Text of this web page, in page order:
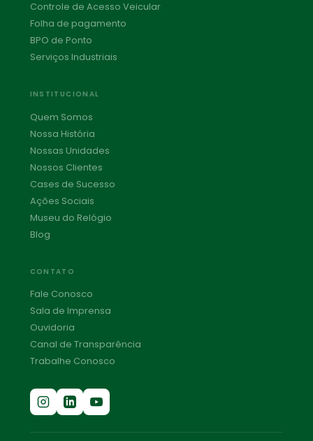
Controle de Acesso Veicular
Folha de pagamento
BPO de Ponto
Serviços Industriais
INSTITUCIONAL
Quem Somos
Nossa História
Nossas Unidades
Nossos Clientes
Cases de Sucesso
Ações Sociais
Museu do Relógio
Blog
CONTATO
Fale Conosco
Sala de Imprensa
Ouvidoria
Canal de Transparência
Trabalhe Conosco